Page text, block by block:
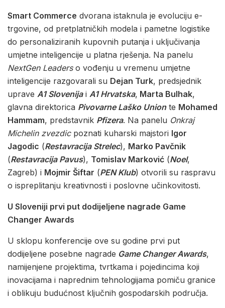
Smart Commerce dvorana istaknula je evoluciju e-
trgovine, od pretplatničkih modela i pametne logistike
do personaliziranih kupovnih putanja i uključivanja
umjetne inteligencije u platna rješenja. Na panelu
NextGen Leaderso vođenju u vremenu umjetne
inteligencije razgovarali su Dejan Turk, predsjednik
uprave A1 Slovenijai A1 Hrvatska, Marta Bulhak,
glavna direktorica Pivovarne Laško Unionte Mohamed
Hammam, predstavnik Pfizera. Na panelu Onkraj
Michelin zvezdicpoznati kuharski majstori Igor
Jagodic (Restavracija Strelec), Marko Pavčnik
(Restavracija Pavus), Tomislav Marković (Noel,
Zagreb) i Mojmir Šiftar (PEN Klub) otvorili su raspravu
o ispreplitanju kreativnosti i poslovne učinkovitosti.
U Sloveniji prvi put dodijeljene nagrade Game
Changer Awards
U sklopu konferencije ove su godine prvi put
dodijeljene posebne nagrade Game Changer Awards,
namijenjene projektima, tvrtkama i pojedincima koji
inovacijama i naprednim tehnologijama pomiču granice
i oblikuju budućnost ključnih gospodarskih područja.